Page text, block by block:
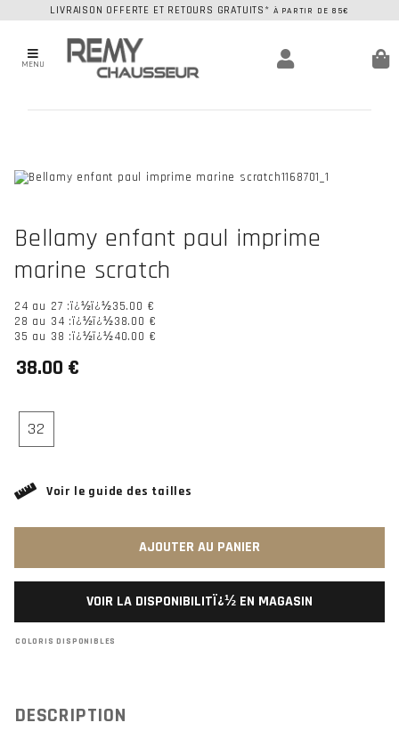
LIVRAISON OFFERTE ET RETOURS GRATUITS* À PARTIR DE 85€
MENU
Bellamy enfant paul imprime
marine scratch
24 au 27 :ï¿½ï¿½35.00 €
28 au 34 :ï¿½ï¿½38.00 €
35 au 38 :ï¿½ï¿½40.00 €
32
Voir le guide des tailles
AJOUTER AU PANIER
VOIR LA DISPONIBILITÏ¿½ EN MAGASIN
COLORIS DISPONIBLES
DESCRIPTION